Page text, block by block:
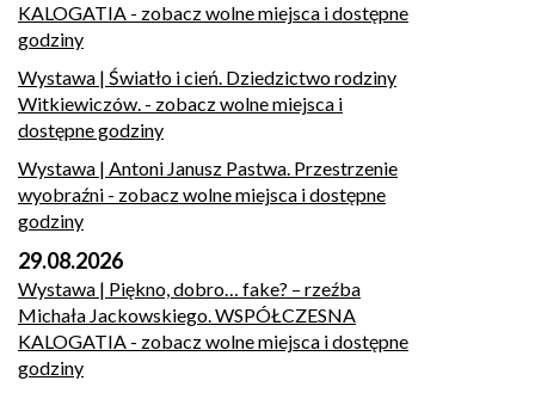
KALOGATIA - zobacz wolne miejsca i dostępne
godziny
Wystawa | Światło i cień. Dziedzictwo rodziny
Witkiewiczów. - zobacz wolne miejsca i
dostępne godziny
Wystawa | Antoni Janusz Pastwa. Przestrzenie
wyobraźni - zobacz wolne miejsca i dostępne
godziny
29.08.2026
Wystawa | Piękno, dobro… fake? – rzeźba
Michała Jackowskiego. WSPÓŁCZESNA
KALOGATIA - zobacz wolne miejsca i dostępne
godziny